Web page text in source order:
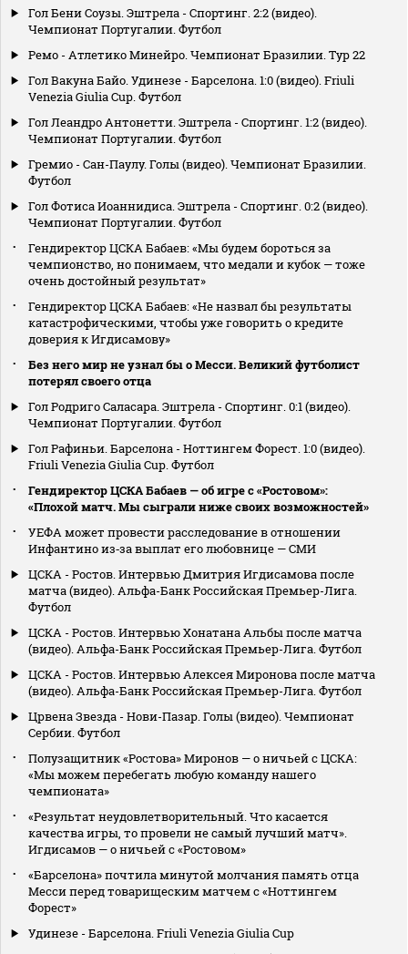
Гол Бени Соузы. Эштрела - Спортинг. 2:2 (видео).
Чемпионат Португалии. Футбол
Ремо - Атлетико Минейро. Чемпионат Бразилии. Тур 22
Гол Вакуна Байо. Удинезе - Барселона. 1:0 (видео). Friuli
Venezia Giulia Cup. Футбол
Гол Леандро Антонетти. Эштрела - Спортинг. 1:2 (видео).
Чемпионат Португалии. Футбол
Гремио - Сан-Паулу. Голы (видео). Чемпионат Бразилии.
Футбол
Гол Фотиса Иоаннидиса. Эштрела - Спортинг. 0:2 (видео).
Чемпионат Португалии. Футбол
Гендиректор ЦСКА Бабаев: «Мы будем бороться за
чемпионство, но понимаем, что медали и кубок — тоже
очень достойный результат»
Гендиректор ЦСКА Бабаев: «Не назвал бы результаты
катастрофическими, чтобы уже говорить о кредите
доверия к Игдисамову»
Без него мир не узнал бы о Месси. Великий футболист
потерял своего отца
Гол Родриго Саласара. Эштрела - Спортинг. 0:1 (видео).
Чемпионат Португалии. Футбол
Гол Рафиньи. Барселона - Ноттингем Форест. 1:0 (видео).
Friuli Venezia Giulia Cup. Футбол
Гендиректор ЦСКА Бабаев — об игре с «Ростовом»:
«Плохой матч. Мы сыграли ниже своих возможностей»
УЕФА может провести расследование в отношении
Инфантино из‑за выплат его любовнице — СМИ
ЦСКА - Ростов. Интервью Дмитрия Игдисамова после
матча (видео). Альфа-Банк Российская Премьер-Лига.
Футбол
ЦСКА - Ростов. Интервью Хонатана Альбы после матча
(видео). Альфа-Банк Российская Премьер-Лига. Футбол
ЦСКА - Ростов. Интервью Алексея Миронова после матча
(видео). Альфа-Банк Российская Премьер-Лига. Футбол
Црвена Звезда - Нови-Пазар. Голы (видео). Чемпионат
Сербии. Футбол
Полузащитник «Ростова» Миронов — о ничьей с ЦСКА:
«Мы можем перебегать любую команду нашего
чемпионата»
«Результат неудовлетворительный. Что касается
качества игры, то провели не самый лучший матч».
Игдисамов — о ничьей с «Ростовом»
«Барселона» почтила минутой молчания память отца
Месси перед товарищеским матчем с «Ноттингем
Форест»
Удинезе - Барселона. Friuli Venezia Giulia Cup